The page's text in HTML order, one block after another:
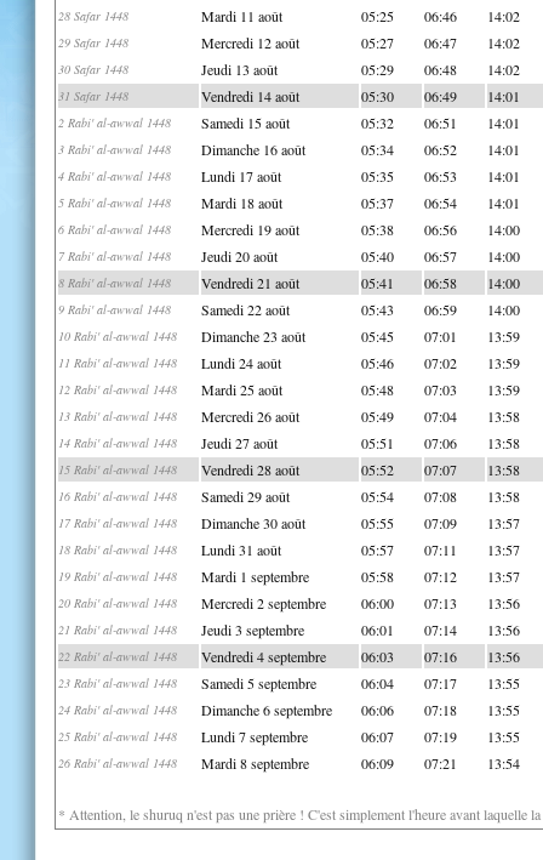
28 Safar 1448 Mardi 11 août 05:25 06:46 14:02
29 Safar 1448 Mercredi 12 août 05:27 06:47 14:02
30 Safar 1448 Jeudi 13 août 05:29 06:48 14:02
31 Safar 1448 Vendredi 14 août 05:30 06:49 14:01
2 Rabi' al-awwal 1448 Samedi 15 août 05:32 06:51 14:01
3 Rabi' al-awwal 1448 Dimanche 16 août 05:34 06:52 14:01
4 Rabi' al-awwal 1448 Lundi 17 août 05:35 06:53 14:01
5 Rabi' al-awwal 1448 Mardi 18 août 05:37 06:54 14:01
6 Rabi' al-awwal 1448 Mercredi 19 août 05:38 06:56 14:00
7 Rabi' al-awwal 1448 Jeudi 20 août 05:40 06:57 14:00
8 Rabi' al-awwal 1448 Vendredi 21 août 05:41 06:58 14:00
9 Rabi' al-awwal 1448 Samedi 22 août 05:43 06:59 14:00
10 Rabi' al-awwal 1448 Dimanche 23 août 05:45 07:01 13:59
11 Rabi' al-awwal 1448 Lundi 24 août 05:46 07:02 13:59
12 Rabi' al-awwal 1448 Mardi 25 août 05:48 07:03 13:59
13 Rabi' al-awwal 1448 Mercredi 26 août 05:49 07:04 13:58
14 Rabi' al-awwal 1448 Jeudi 27 août 05:51 07:06 13:58
15 Rabi' al-awwal 1448 Vendredi 28 août 05:52 07:07 13:58
16 Rabi' al-awwal 1448 Samedi 29 août 05:54 07:08 13:58
17 Rabi' al-awwal 1448 Dimanche 30 août 05:55 07:09 13:57
18 Rabi' al-awwal 1448 Lundi 31 août 05:57 07:11 13:57
19 Rabi' al-awwal 1448 Mardi 1 septembre 05:58 07:12 13:57
20 Rabi' al-awwal 1448 Mercredi 2 septembre 06:00 07:13 13:56
21 Rabi' al-awwal 1448 Jeudi 3 septembre 06:01 07:14 13:56
22 Rabi' al-awwal 1448 Vendredi 4 septembre 06:03 07:16 13:56
23 Rabi' al-awwal 1448 Samedi 5 septembre 06:04 07:17 13:55
24 Rabi' al-awwal 1448 Dimanche 6 septembre 06:06 07:18 13:55
25 Rabi' al-awwal 1448 Lundi 7 septembre 06:07 07:19 13:55
26 Rabi' al-awwal 1448 Mardi 8 septembre 06:09 07:21 13:54
* Attention, le shuruq n'est pas une prière ! C'est simplement l'heure avant laquelle